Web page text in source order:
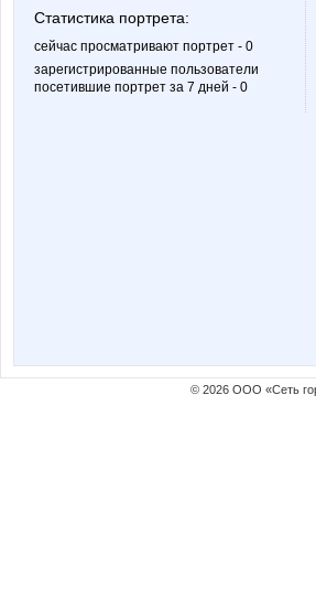
Статистика портрета:
сейчас просматривают портрет - 0
зарегистрированные пользователи
посетившие портрет за 7 дней - 0
© 2026 ООО «Сеть